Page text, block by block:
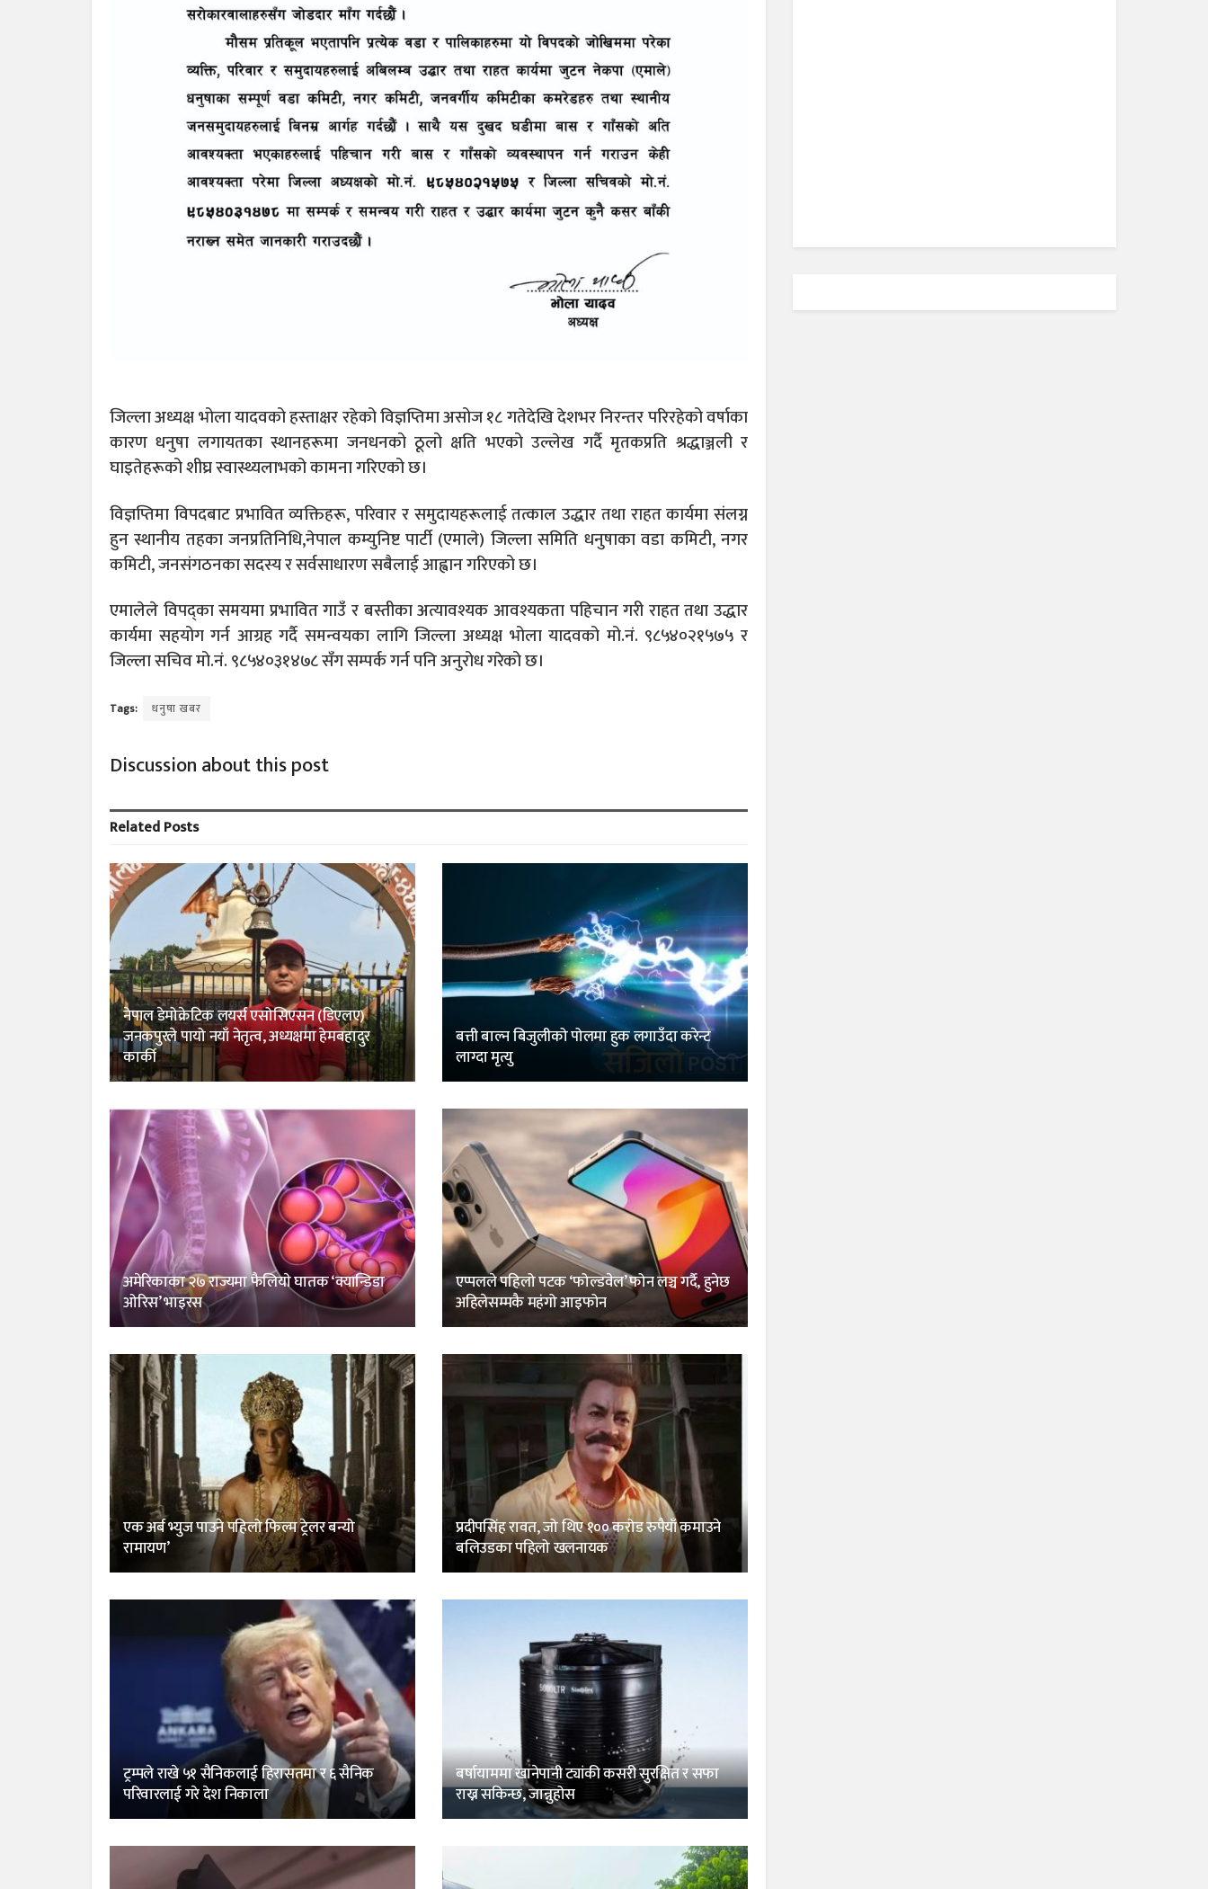
जिल्ला अध्यक्ष भोला यादवको हस्ताक्षर रहेको विज्ञप्तिमा असोज १८ गतेदेखि देशभर निरन्तर परिरहेको वर्षाका
कारण धनुषा लगायतका स्थानहरूमा जनधनको ठूलो क्षति भएको उल्लेख गर्दै मृतकप्रति श्रद्धाञ्जली र
घाइतेहरूको शीघ्र स्वास्थ्यलाभको कामना गरिएको छ।
विज्ञप्तिमा विपदबाट प्रभावित व्यक्तिहरू, परिवार र समुदायहरूलाई तत्काल उद्धार तथा राहत कार्यमा संलग्न
हुन स्थानीय तहका जनप्रतिनिधि,नेपाल कम्युनिष्ट पार्टी (एमाले) जिल्ला समिति धनुषाका वडा कमिटी, नगर
कमिटी, जनसंगठनका सदस्य र सर्वसाधारण सबैलाई आह्वान गरिएको छ।
एमालेले विपद्का समयमा प्रभावित गाउँ र बस्तीका अत्यावश्यक आवश्यकता पहिचान गरी राहत तथा उद्धार
कार्यमा सहयोग गर्न आग्रह गर्दै समन्वयका लागि जिल्ला अध्यक्ष भोला यादवको मो.नं. ९८५४०२१५७५ र
जिल्ला सचिव मो.नं. ९८५४०३१४७८ सँग सम्पर्क गर्न पनि अनुरोध गरेको छ।
Tags: धनुषा खबर
Discussion about this post
RelatedPosts
नेपाल डेमोक्रेटिक लयर्स एसोसिएसन (डिएलए)
जनकपुरले पायो नयाँ नेतृत्व, अध्यक्षमा हेमबहादुर
कार्की
बत्ती बाल्न बिजुलीको पोलमा हुक लगाउँदा करेन्ट
लाग्दा मृत्यु
अमेरिकाका २७ राज्यमा फैलियाे घातक ‘क्यान्डिडा
ओरिस’ भाइरस
एप्पलले पहिलो पटक ‘फोल्डवेल’ फोन लञ्च गर्दै, हुनेछ
अहिलेसम्मकै महंगो आइफोन
एक अर्ब भ्युज पाउने पहिलो फिल्म ट्रेलर बन्यो
रामायण’
प्रदीपसिंह रावत, जो थिए १०० करोड रुपैयाँ कमाउने
बलिउडका पहिलो खलनायक
ट्रम्पले राखे ५१ सैनिकलाई हिरासतमा र ६ सैनिक
परिवारलाई गरे देश निकाला
बर्षायाममा खानेपानी ट्यांकी कसरी सुरक्षित र सफा
राख्न सकिन्छ, जान्नुहोस